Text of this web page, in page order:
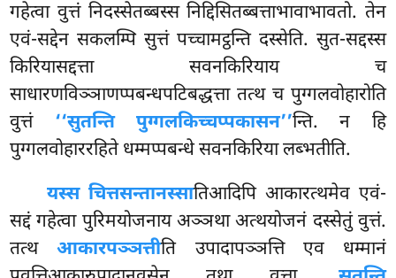
गहेत्वा वुत्तं निदस्सेतब्बस्स निद्दिसितब्बत्ताभावाभावतो. तेन
एवं-सद्देन सकलम्पि सुत्तं पच्चामट्ठन्ति दस्सेति. सुत-सद्दस्स
किरियासद्दत्ता सवनकिरियाय च
साधारणविञ्ञाणप्पबन्धपटिबद्धत्ता तत्थ च पुग्गलवोहारोति
वुत्तं ‘‘सुतन्ति पुग्गलकिच्चप्पकासन’’न्ति. न हि
पुग्गलवोहाररहिते धम्मप्पबन्धे सवनकिरिया लब्भतीति.
यस्स चित्तसन्तानस्सातिआदिपि आकारत्थमेव एवं-
सद्दं गहेत्वा पुरिमयोजनाय अञ्ञथा अत्थयोजनं दस्सेतुं वुत्तं.
तत्थआकारपञ्ञत्तीति उपादापञ्ञत्ति एव धम्मानं